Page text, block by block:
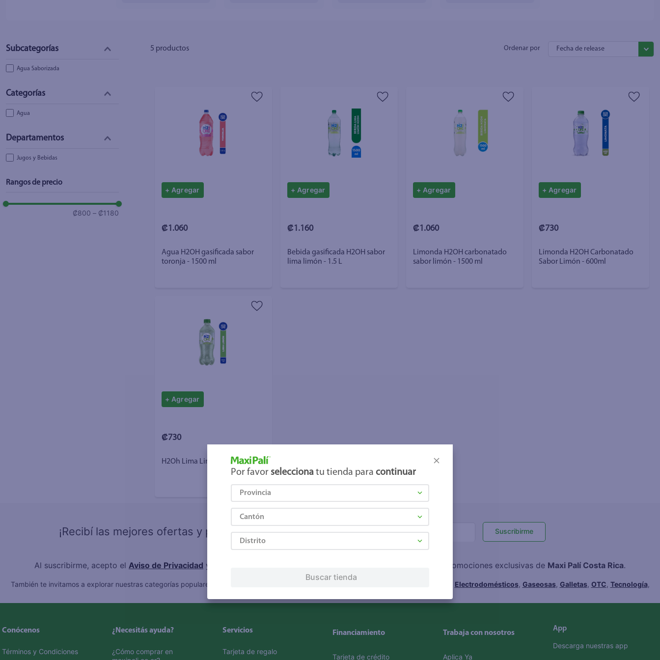
Agua Saborizada
Agua
Jugos y Bebidas
Rangos de precio
₡800 – ₡1180
5 productos Fecha de release
+ Agregar
₡1.060
Agua H2OH gasificada sabor
toronja - 1500 ml
+ Agregar
₡1.160
Bebida gasificada H2OH sabor
lima limón - 1.5 L
+ Agregar
₡1.060
Limonda H2OH carbonatado
sabor limón - 1500 ml
+ Agregar
₡730
Limonda H2OH Carbonatado
Sabor Limón - 600ml
+ Agregar
₡730
H2Oh Lima Limón 600Ml
¡Recibí las mejores ofertas y promociones! Suscribirme
Al suscribirme, acepto el Aviso de Privacidad y los , así como el envío de noticias y promociones exclusivas de Maxi Palí Costa Rica.
También te invitamos a explorar nuestras categorías populares: Electrodomésticos, Gaseosas, Galletas, OTC, Tecnología,
Conócenos
Términos y Condiciones
¿Necesitás ayuda?
¿Cómo comprar en
Servicios
Tarjeta de regalo
Financiamiento
Tarjeta de crédito
Trabaja con nosotros
Aplica Ya
App
Descarga nuestras app
Por favor selecciona tu tienda para continuar
Provincia
Cantón
Distrito
Buscar tienda